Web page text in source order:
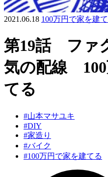
2021.06.18 100万円で家を建
第19話 ファ
気の配線 100
てる
#山本マサユキ
#DIY
#家造り
#バイク
#100万円で家を建てる